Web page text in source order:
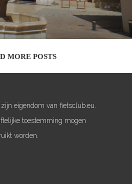
MORE POSTS
eigendom van fietsclub.eu.
toestemming mogen
worden.